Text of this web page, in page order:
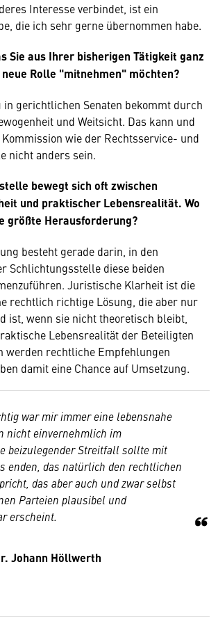
Interesse verbindet, ist ein
die ich sehr gerne übernommen habe.
Sie aus Ihrer bisherigen Tätigkeit ganz
Rolle "mitnehmen" möchten?
in gerichtlichen Senaten bekommt durch
und Weitsicht. Das kann und
wie der Rechtsservice- und
nicht anders sein.
bewegt sich oft zwischen
und praktischer Lebensrealität. Wo
größte Herausforderung?
besteht gerade darin, in den
Schlichtungsstelle diese beiden
Juristische Klarheit ist die
rechtlich richtige Lösung, die aber nur
ist, wenn sie nicht theoretisch bleibt,
Lebensrealität der Beteiligten
werden rechtliche Empfehlungen
damit eine Chance auf Umsetzung.
war mir immer eine lebensnahe
nicht einvernehmlich im
beizulegender Streitfall sollte mit
enden, das natürlich den rechtlichen
das aber auch und zwar selbst
Parteien plausibel und
erscheint.
Johann Höllwerth